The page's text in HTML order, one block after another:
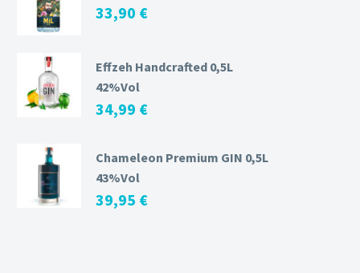
33,90 €
Effzeh Handcrafted 0,5L
42%Vol
34,99 €
Chameleon Premium GIN 0,5L
43%Vol
39,95 €